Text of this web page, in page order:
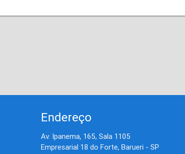
Endereço
Av. Ipanema, 165, Sala 1105
Empresarial 18 do Forte, Barueri - SP